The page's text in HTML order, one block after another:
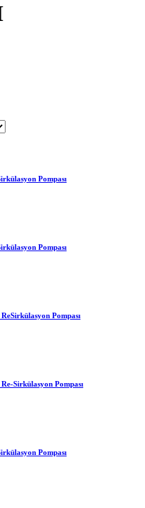
Pompası
Pompası
Pompası
Sirkülasyon Pompası
Pompası